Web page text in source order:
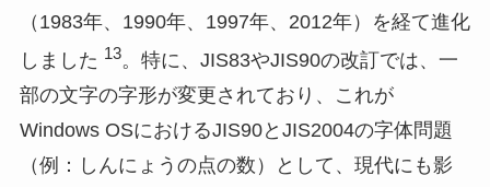
（1983年、1990年、1997年、2012年）を経て進化
しました 13。特に、JIS83やJIS90の改訂では、一
部の文字の字形が変更されており、これが
Windows OSにおけるJIS90とJIS2004の字体問題
（例：しんにょうの点の数）として、現代にも影